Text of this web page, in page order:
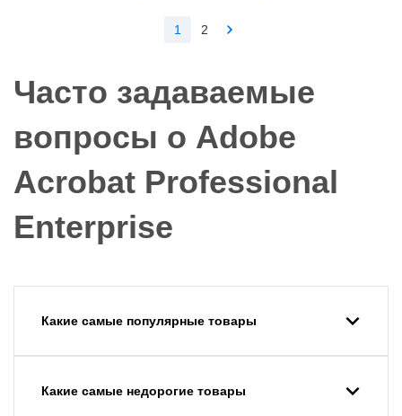
1 2
Часто задаваемые
вопросы о Adobe
Acrobat Professional
Enterprise
Какие самые популярные товары
Какие самые недорогие товары